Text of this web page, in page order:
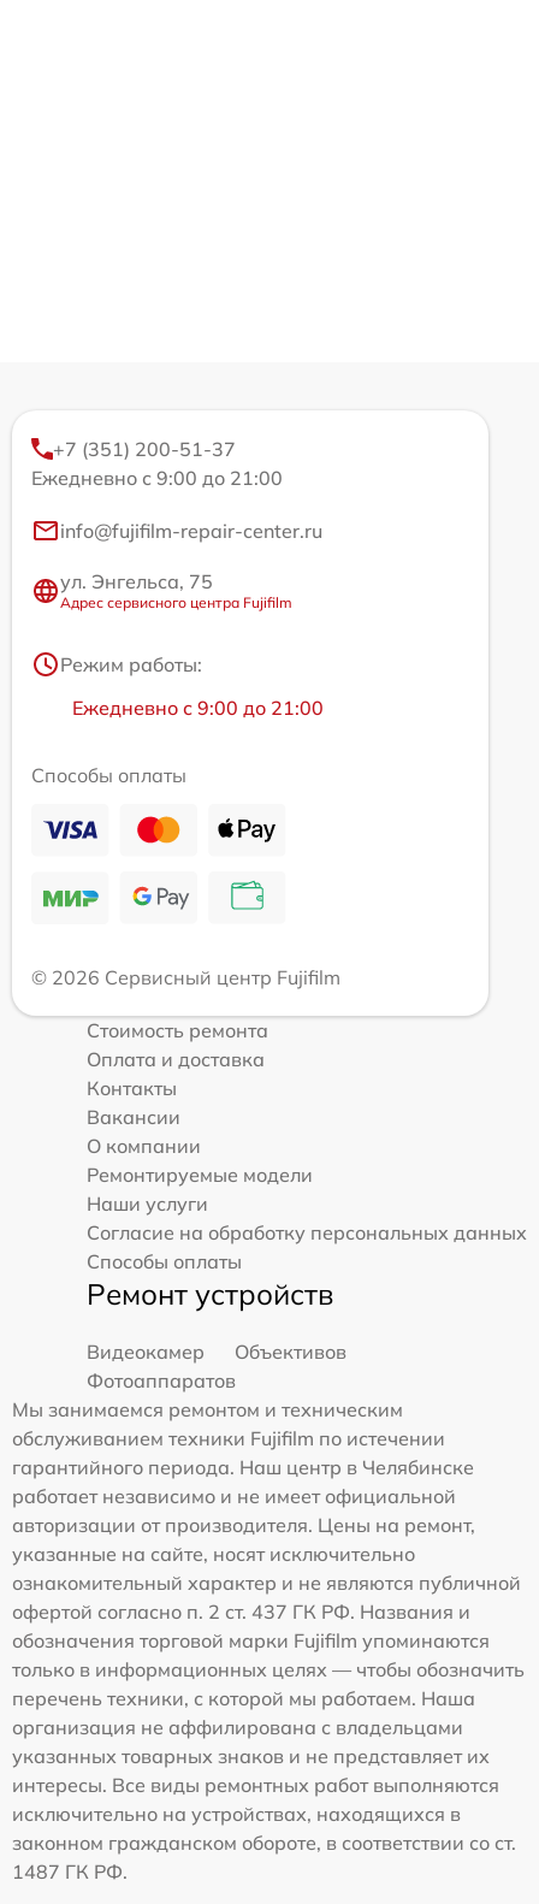
+7 (351) 200-51-37
Ежедневно с 9:00 до 21:00
info@fujifilm-repair-center.ru
ул. Энгельса, 75
Адрес сервисного центра Fujifilm
Режим работы:
Ежедневно с 9:00 до 21:00
Способы оплаты
© 2026 Сервисный центр Fujifilm
Стоимость ремонта
Оплата и доставка
Контакты
Вакансии
О компании
Ремонтируемые модели
Наши услуги
Согласие на обработку персональных данных
Способы оплаты
Ремонт устройств
Видеокамер
Объективов
Фотоаппаратов
Мы занимаемся ремонтом и техническим
обслуживанием техники Fujifilm по истечении
гарантийного периода. Наш центр в Челябинске
работает независимо и не имеет официальной
авторизации от производителя. Цены на ремонт,
указанные на сайте, носят исключительно
ознакомительный характер и не являются публичной
офертой согласно п. 2 ст. 437 ГК РФ. Названия и
обозначения торговой марки Fujifilm упоминаются
только в информационных целях — чтобы обозначить
перечень техники, с которой мы работаем. Наша
организация не аффилирована с владельцами
указанных товарных знаков и не представляет их
интересы. Все виды ремонтных работ выполняются
исключительно на устройствах, находящихся в
законном гражданском обороте, в соответствии со ст.
1487 ГК РФ.